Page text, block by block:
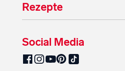
Rezepte
Social Media
SalzburgMilch auf
SalzburgMilch auf
SalzburgMilch auf
SalzburgMilch
SalzburgMilch